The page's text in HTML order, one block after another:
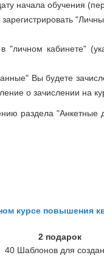
начала обучения
"личном кабинете"
Вы будете
о зачислении на
раздела "Анкетные
курсе повышения
2 подарок
40 Шаблонов для